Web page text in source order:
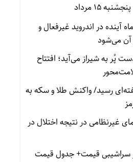
15 مرداد
آینده در اندروید غیرفعال و
آن می‌شود
پُر به شیراز می‌آید؛ افتتاح
رسید/ واکنش طلا و سکه به
غیرنظامی در نتیجه اختلال در
سراشیبی قیمت+ جدول قیمت